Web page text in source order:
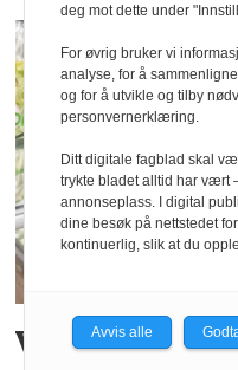
Vil spise
deg mot dette under
For øvrig bruker vi
analyse, for å
og for å utvikle og tilby
personvernerklæring.
Ditt digitale fagblad skal
trykte bladet alltid har vært
annonseplass. I digital
dine besøk på nettstedet
kontinuerlig, slik at du
Avvis alle